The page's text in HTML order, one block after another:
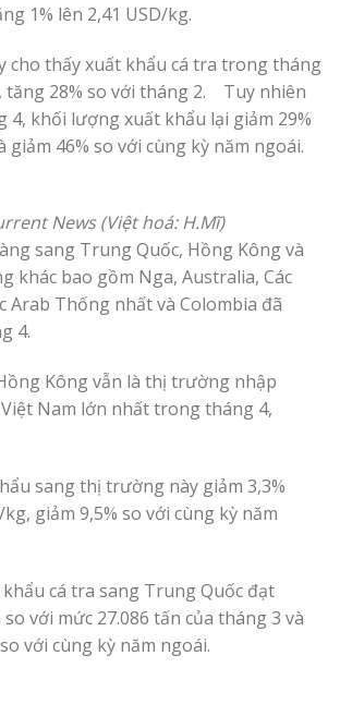
1% lên 2,41 USD/kg.
cho thấy xuất khẩu cá tra trong tháng
tăng 28% so với tháng 2. Tuy nhiên
4, khối lượng xuất khẩu lại giảm 29%
giảm 46% so với cùng kỳ năm ngoái.
News (Việt hoá: H.Mĩ)
sang Trung Quốc, Hồng Kông và
khác bao gồm Nga, Australia, Các
Arab Thống nhất và Colombia đã
4.
Kông vẫn là thị trường nhập
Nam lớn nhất trong tháng 4,
sang thị trường này giảm 3,3%
giảm 9,5% so với cùng kỳ năm
cá tra sang Trung Quốc đạt
so với mức 27.086 tấn của tháng 3 và
với cùng kỳ năm ngoái.